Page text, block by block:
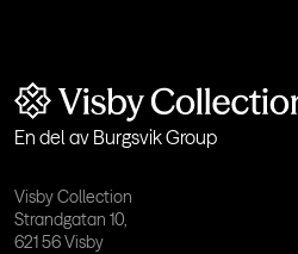
En del av Burgsvik Group
Visby Collection
Strandgatan 10,
621 56 Visby